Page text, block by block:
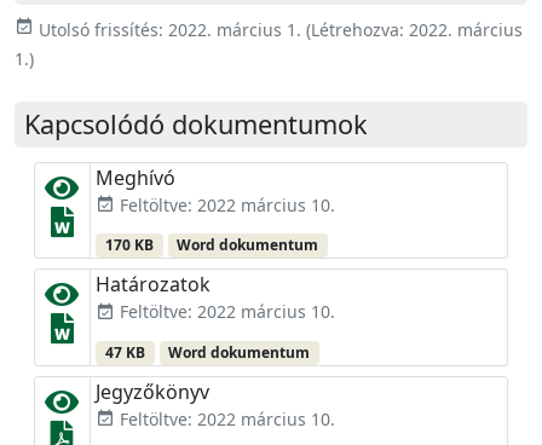
event_available Utolsó frissítés: 2022. március 1. (Létrehozva: 2022. március
1.)
Kapcsolódó dokumentumok
Meghívó
event_available Feltöltve: 2022 március 10.
170 KB Word dokumentum
Határozatok
event_available Feltöltve: 2022 március 10.
47 KB Word dokumentum
Jegyzőkönyv
event_available Feltöltve: 2022 március 10.